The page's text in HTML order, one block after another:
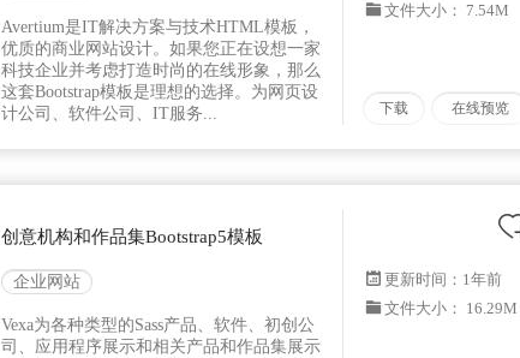
Avertium是IT解决方案与技术HTML模板，
优质的商业网站设计。如果您正在设想一家
科技企业并考虑打造时尚的在线形象，那么
这套Bootstrap模板是理想的选择。为网页设
计公司、软件公司、IT服务...
文件大小： 7.54M
下载 在线预览
创意机构和作品集Bootstrap5模板
企业网站
Vexa为各种类型的Sass产品、软件、初创公
司、应用程序展示和相关产品和作品集展示
更新时间： 1年前
文件大小： 16.29M